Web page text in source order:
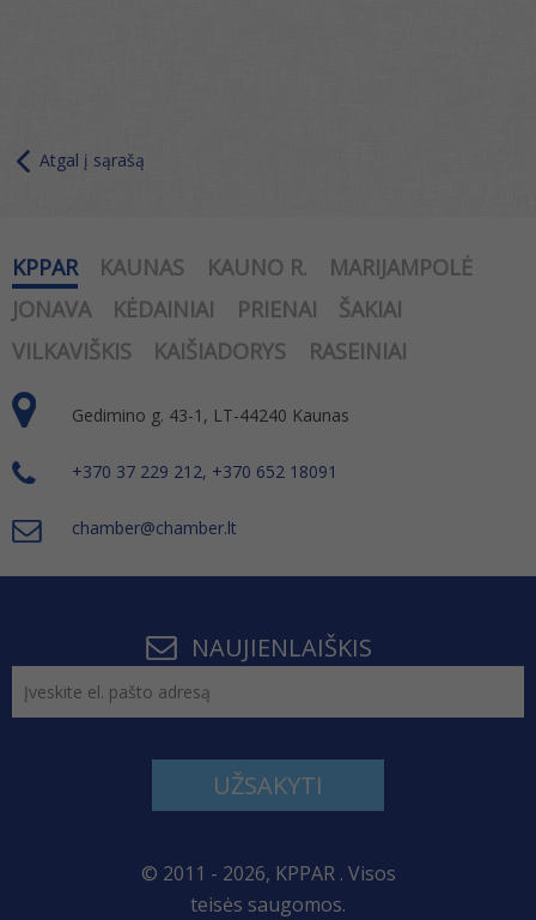
Atgal į sąrašą
KPPAR KAUNAS KAUNO R.
MARIJAMPOLĖ
JONAVA
KĖDAINIAI PRIENAI
ŠAKIAI
VILKAVIŠKIS
KAIŠIADORYS RASEINIAI
Gedimino g. 43-1, LT-44240 Kaunas
+370 37 229 212, +370 652 18091
chamber@chamber.lt
NAUJIENLAIŠKIS
UŽSAKYTI
© 2011 - 2026, KPPAR . Visos
teisės saugomos.